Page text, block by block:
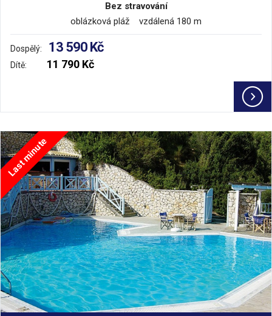
Bez stravování
oblázková pláž vzdálená 180 m
Dospělý: 13 590 Kč
Dítě: 11 790 Kč
Last minute